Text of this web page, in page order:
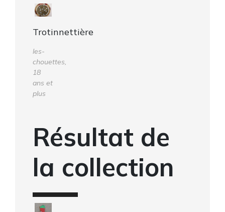
Trotinnettière
les-
chouettes,
18
ans et
plus
Résultat de
la collection